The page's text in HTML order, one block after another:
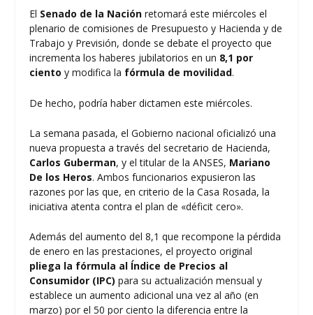
El Senado de la Nación retomará este miércoles el
plenario de comisiones de Presupuesto y Hacienda y de
Trabajo y Previsión, donde se debate el proyecto que
incrementa los haberes jubilatorios en un 8,1 por
ciento y modifica la fórmula de movilidad.
De hecho, podría haber dictamen este miércoles.
La semana pasada, el Gobierno nacional oficializó una
nueva propuesta a través del secretario de Hacienda,
Carlos Guberman, y el titular de la ANSES, Mariano
De los Heros. Ambos funcionarios expusieron las
razones por las que, en criterio de la Casa Rosada, la
iniciativa atenta contra el plan de «déficit cero».
Además del aumento del 8,1 que recompone la pérdida
de enero en las prestaciones, el proyecto original
pliega la fórmula al Índice de Precios al
Consumidor (IPC)para su actualización mensual y
establece un aumento adicional una vez al año (en
marzo) por el 50 por ciento la diferencia entre la